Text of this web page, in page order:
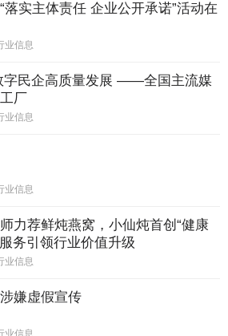
落实主体责任 企业公开承诺”活动在
业信息
字民企高质量发展 ——全国主流媒
厂
业信息
业信息
力荐鲜炖燕窝，小仙炖首创“健康
务引领行业价值升级
业信息
嫌虚假宣传
业信息